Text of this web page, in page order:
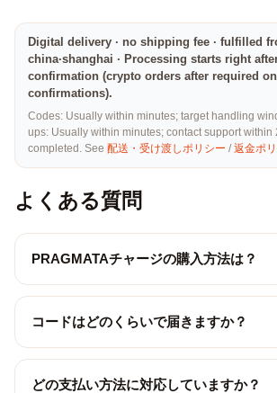
Digital delivery · no shipping fee · fulfilled
china·shanghai · Processing starts right
confirmation (crypto orders after required
confirmations).
Codes: Usually within minutes; target handling
ups: Usually within minutes; contact support within
completed. See 配送・受け渡しポリシー /返金ポ
よくある質問
PRAGMATAチャージの購入方法は？
コードはどのくらいで届きますか？
どの支払い方法に対応していますか？